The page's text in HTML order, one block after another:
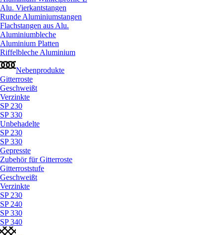
Alu. Vierkantstangen
Runde Aluminiumstangen
Flachstangen aus Alu.
Aluminiumbleche
Aluminium Platten
Riffelbleche Aluminium
Nebenprodukte
Gitterroste
Geschweißt
Verzinkte
SP 230
SP 330
Unbehadelte
SP 230
SP 330
Gepresste
Zubehör für Gitterroste
Gitterroststufe
Geschweißt
Verzinkte
SP 230
SP 240
SP 330
SP 340